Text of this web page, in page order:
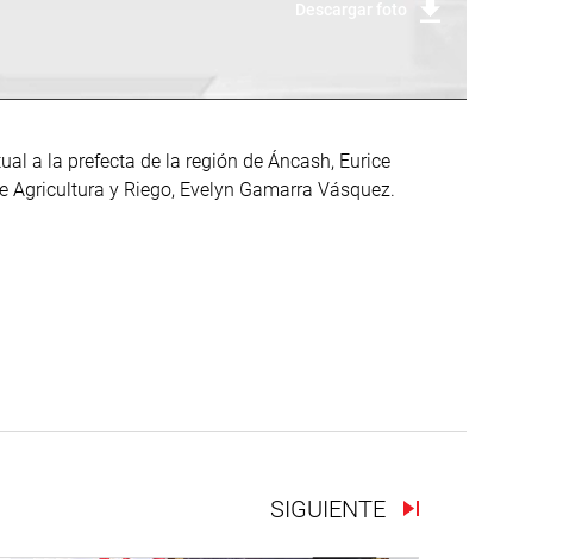
Descargar foto
a la prefecta de la región de Áncash, Eurice
y Riego, Evelyn Gamarra Vásquez.
SIGUIENTE